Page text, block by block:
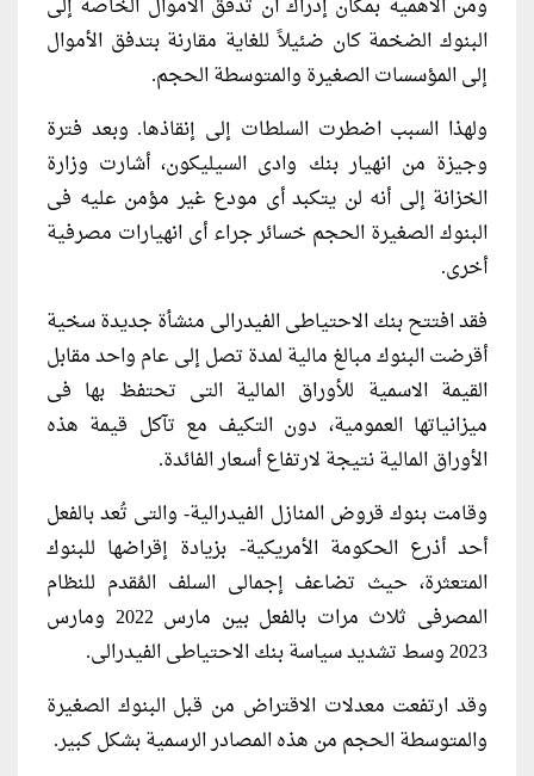
ومن الأهمية بمكان إدراك أن تدفق الأموال الخاصة إلى
البنوك الضخمة كان ضئيلاً للغاية مقارنة بتدفق الأموال
إلى المؤسسات الصغيرة والمتوسطة الحجم.
ولهذا السبب اضطرت السلطات إلى إنقاذها. وبعد فترة
وجيزة من انهيار بنك وادى السيليكون، أشارت وزارة
الخزانة إلى أنه لن يتكبد أى مودع غير مؤمن عليه فى
البنوك الصغيرة الحجم خسائر جراء أى انهيارات مصرفية
أخرى.
فقد افتتح بنك الاحتياطى الفيدرالى منشأة جديدة سخية
أقرضت البنوك مبالغ مالية لمدة تصل إلى عام واحد مقابل
القيمة الاسمية للأوراق المالية التى تحتفظ بها فى
ميزانياتها العمومية، دون التكيف مع تآكل قيمة هذه
الأوراق المالية نتيجة لارتفاع أسعار الفائدة.
وقامت بنوك قروض المنازل الفيدرالية- والتى تُعد بالفعل
أحد أذرع الحكومة الأمريكية- بزيادة إقراضها للبنوك
المتعثرة، حيث تضاعف إجمالى السلف المُقدم للنظام
المصرفى ثلاث مرات بالفعل بين مارس 2022 ومارس
2023 وسط تشديد سياسة بنك الاحتياطى الفيدرالى.
وقد ارتفعت معدلات الاقتراض من قبل البنوك الصغيرة
والمتوسطة الحجم من هذه المصادر الرسمية بشكل كبير.